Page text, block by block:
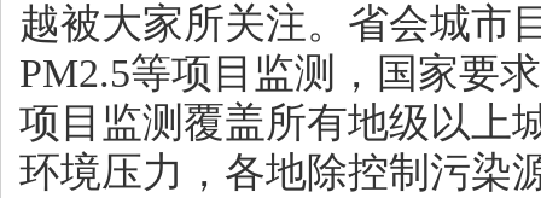
越被大家所关注。省会城市
PM2.5等项目监测，国家要
项目监测覆盖所有地级以上
环境压力，各地除控制污染